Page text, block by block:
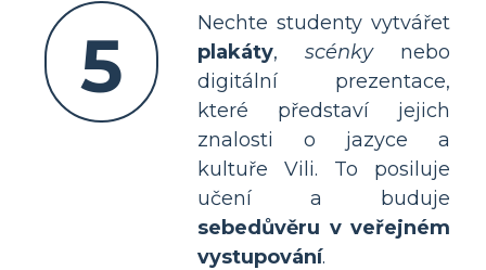
5
Nechte studenty vytvářet
plakáty, scénkynebo
digitální prezentace,
které představí jejich
znalosti o jazyce a
kultuře Vili. To posiluje
učení a buduje
sebedůvěru v veřejném
vystupování.